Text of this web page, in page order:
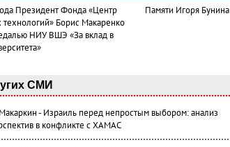
Президент Фонда «Центр
технологий» Борис Макаренко
НИУ ВШЭ «За вклад в
Памяти Игоря Бунина
СМИ
- Израиль перед непростым выбором: анализ
в конфликте с ХАМАС